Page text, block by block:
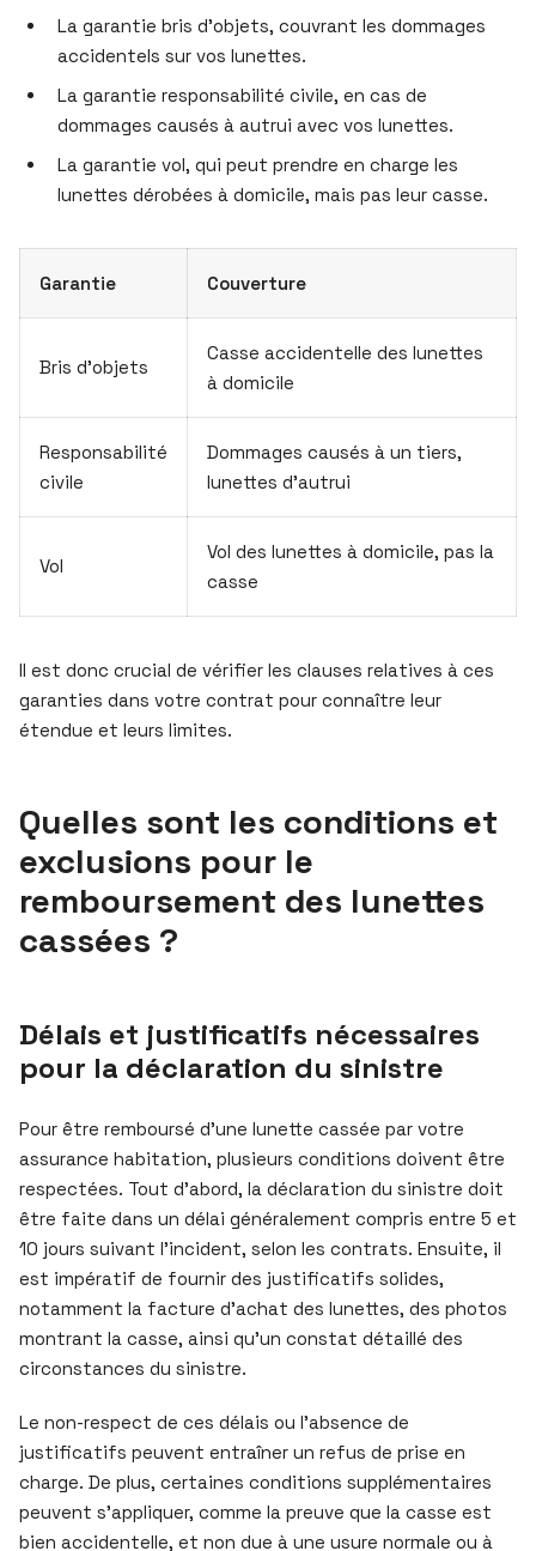
La garantie bris d’objets, couvrant les dommages
accidentels sur vos lunettes.
La garantie responsabilité civile, en cas de
dommages causés à autrui avec vos lunettes.
La garantie vol, qui peut prendre en charge les
lunettes dérobées à domicile, mais pas leur casse.
Garantie Couverture
Bris d’objets
Casse accidentelle des lunettes
à domicile
Responsabilité
civile
Dommages causés à un tiers,
lunettes d’autrui
Vol
Vol des lunettes à domicile, pas la
casse
Il est donc crucial de vérifier les clauses relatives à ces
garanties dans votre contrat pour connaître leur
étendue et leurs limites.
Quelles sont les conditions et
exclusions pour le
remboursement des lunettes
cassées ?
Délais et justificatifs nécessaires
pour la déclaration du sinistre
Pour être remboursé d’une lunette cassée par votre
assurance habitation, plusieurs conditions doivent être
respectées. Tout d’abord, la déclaration du sinistre doit
être faite dans un délai généralement compris entre 5 et
10 jours suivant l’incident, selon les contrats. Ensuite, il
est impératif de fournir des justificatifs solides,
notamment la facture d’achat des lunettes, des photos
montrant la casse, ainsi qu’un constat détaillé des
circonstances du sinistre.
Le non-respect de ces délais ou l’absence de
justificatifs peuvent entraîner un refus de prise en
charge. De plus, certaines conditions supplémentaires
peuvent s’appliquer, comme la preuve que la casse est
bien accidentelle, et non due à une usure normale ou à